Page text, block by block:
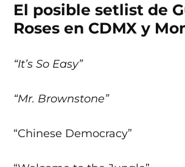
El posible setlist de
Roses en CDMX y
“It’s So Easy”
“Mr. Brownstone”
“Chinese Democracy”